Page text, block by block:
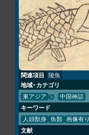
関連項目 陵魚
地域・カテゴリ
東アジア 中国神話
キーワード
人頭獣身 魚類 画像有り
文献